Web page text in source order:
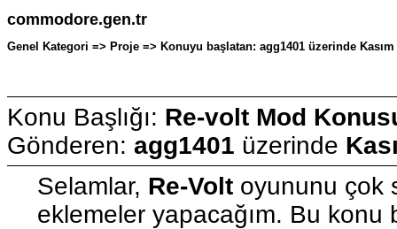
commodore.gen.tr
Genel Kategori => Proje => Konuyu başlatan: agg1401 üzerinde Kasım
Konu Başlığı: Re-volt Mod
Gönderen: agg1401 üzerinde
Selamlar, Re-Volt oyununu çok
eklemeler yapacağım. Bu konu